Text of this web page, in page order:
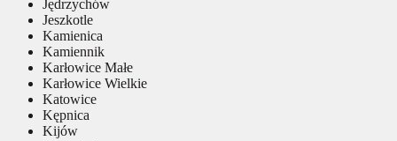
Jędrzychów
Jeszkotle
Kamienica
Kamiennik
Karłowice Małe
Karłowice Wielkie
Katowice
Kępnica
Kijów